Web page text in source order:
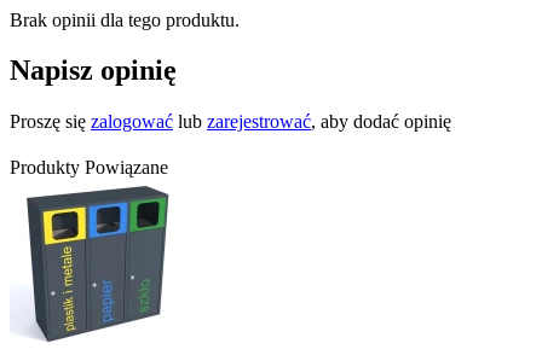
Brak opinii dla tego produktu.
Napisz opinię
Proszę się zalogować lub zarejestrować, aby dodać opinię
Produkty Powiązane